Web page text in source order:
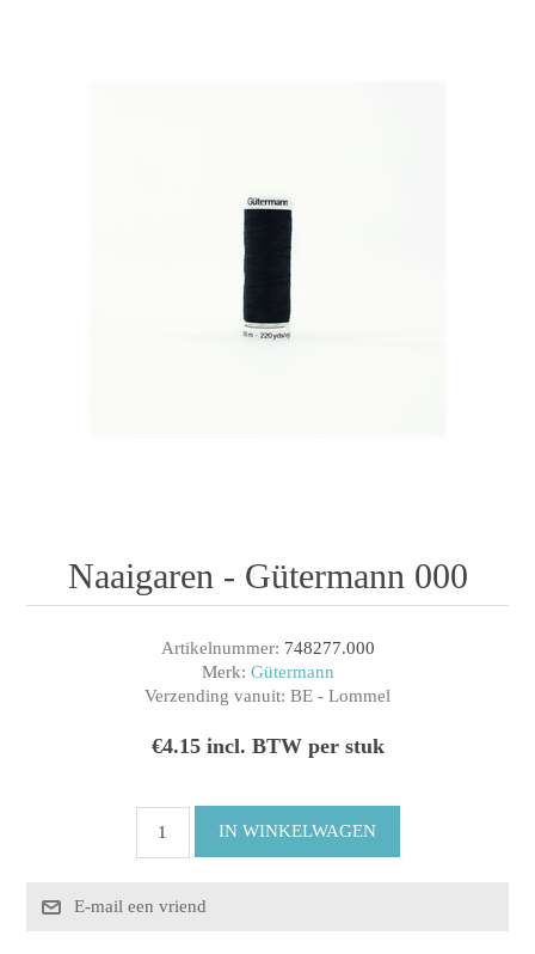
Naaigaren - Gütermann 000
Artikelnummer: 748277.000
Merk: Gütermann
Verzending vanuit: BE - Lommel
€4.15 incl. BTW per stuk